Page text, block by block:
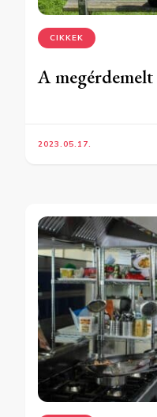
CIKKEK
A
2023.05.17.